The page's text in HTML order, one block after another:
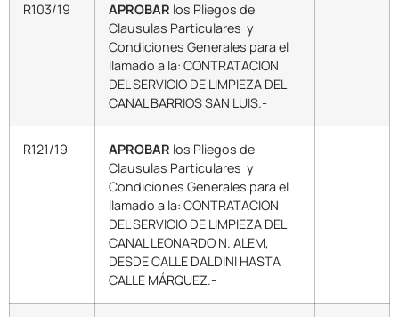
R103/19 APROBAR los Pliegos de
Clausulas Particulares y
Condiciones Generales para el
llamado a la: CONTRATACION
DEL SERVICIO DE LIMPIEZA DEL
CANAL BARRIOS SAN LUIS.-
R121/19 APROBAR los Pliegos de
Clausulas Particulares y
Condiciones Generales para el
llamado a la: CONTRATACION
DEL SERVICIO DE LIMPIEZA DEL
CANAL LEONARDO N. ALEM,
DESDE CALLE DALDINI HASTA
CALLE MÁRQUEZ.-